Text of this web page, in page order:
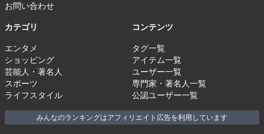
お問い合わせ
カテゴリ
エンタメ
ショッピング
芸能人・著名人
スポーツ
ライフスタイル
コンテンツ
タグ一覧
アイテム一覧
ユーザー一覧
専門家・著名人一覧
公認ユーザー一覧
みんなのランキングはアフィリエイト広告を利用しています